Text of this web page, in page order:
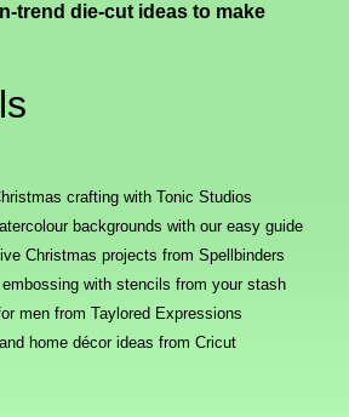
trend die-cut ideas to make
crafting with Tonic Studios
backgrounds with our easy guide
Christmas projects from Spellbinders
with stencils from your stash
men from Taylored Expressions
home décor ideas from Cricut